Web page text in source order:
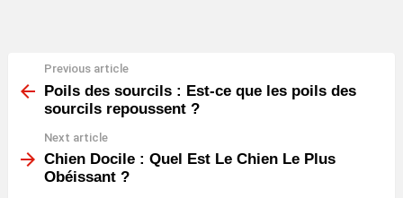
more
Previous article
Poils des sourcils : Est-ce que les poils des
sourcils repoussent ?
Next article
Chien Docile : Quel Est Le Chien Le Plus
Obéissant ?